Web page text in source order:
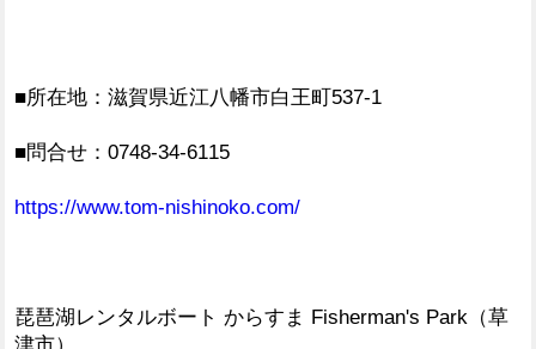
■所在地：滋賀県近江八幡市白王町537-1
■問合せ：0748-34-6115
https://www.tom-nishinoko.com/
琵琶湖レンタルボート からすま Fisherman's Park（草
津市）